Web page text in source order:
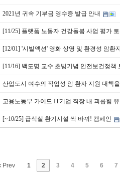
2021년 귀속 기부금 영수증 발급 안내
[11/25] 플랫폼 노동자 건강돌봄 사업 평가 토
[12/01] '시빌액션' 영화 상영 및 환경성 암환
[11/16] 백도명 교수 초빙기념 안전보건정책
산업도시 여수의 직업성 암 환자 지원 대책
고용노동부 가이드 IT기업 직장 내 괴롭힘
[~10/25] 급식실 환기시설 싹 바꿔! 캠페인
Prev 1 2 3 4 5 6 7